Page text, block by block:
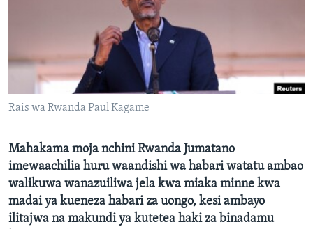
Rais wa Rwanda Paul Kagame
Mahakama moja nchini Rwanda Jumatano
imewaachilia huru waandishi wa habari watatu ambao
walikuwa wanazuiliwa jela kwa miaka minne kwa
madai ya kueneza habari za uongo, kesi ambayo
ilitajwa na makundi ya kutetea haki za binadamu